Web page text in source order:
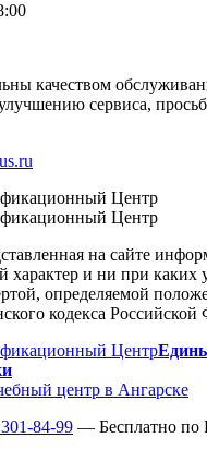
качеством
сервиса,
на сайте
и ни при каких
определяемой
кодекса Российской
центр в Ангарске
84-99 — Бесплатно по